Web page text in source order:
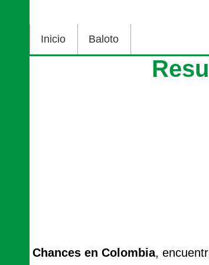
Inicio Baloto
Chances en Colombia,